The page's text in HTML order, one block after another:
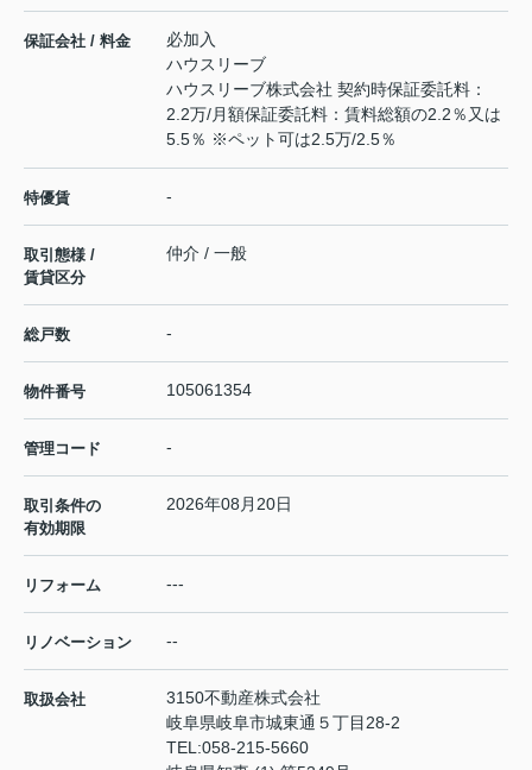
保証会社 / 料金
必加入
ハウスリーブ
ハウスリーブ株式会社 契約時保証委託料：
2.2万/月額保証委託料：賃料総額の2.2％又は
5.5％ ※ペット可は2.5万/2.5％
特優賃 -
取引態様 /
賃貸区分
仲介 / 一般
総戸数 -
物件番号 105061354
管理コード -
取引条件の
有効期限
2026年08月20日
リフォーム ---
リノベーション --
取扱会社
3150不動産株式会社
岐阜県岐阜市城東通５丁目28-2
TEL:058-215-5660